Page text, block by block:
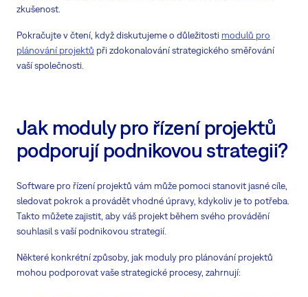
zkušenost.
Pokračujte v čtení, když diskutujeme o důležitosti modulů pro
plánování projektů při zdokonalování strategického směřování
vaší společnosti.
Jak moduly pro řízení projektů
podporují podnikovou strategii?
Software pro řízení projektů vám může pomoci stanovit jasné cíle,
sledovat pokrok a provádět vhodné úpravy, kdykoliv je to potřeba.
Takto můžete zajistit, aby váš projekt během svého provádění
souhlasil s vaší podnikovou strategií.
Některé konkrétní způsoby, jak moduly pro plánování projektů
mohou podporovat vaše strategické procesy, zahrnují: